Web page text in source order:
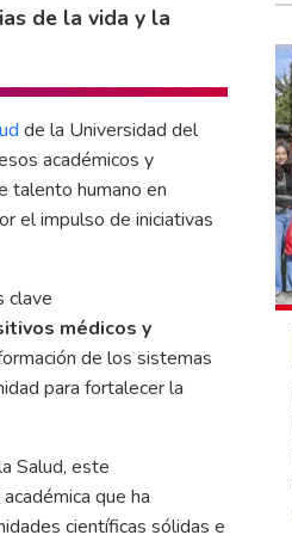
de la vida y la
de la Universidad del
académicos y
talento humano en
el impulso de iniciativas
clave
médicos y
de los sistemas
para fortalecer la
Salud, este
que ha
científicas sólidas e